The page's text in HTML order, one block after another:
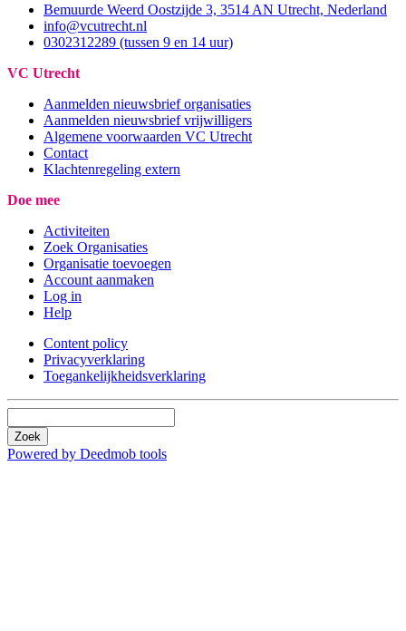
Bemuurde Weerd Oostzijde 3, 3514 AN Utrecht, Nederland
info@vcutrecht.nl
0302312289 (tussen 9 en 14 uur)
VC Utrecht
Aanmelden nieuwsbrief organisaties
Aanmelden nieuwsbrief vrijwilligers
Algemene voorwaarden VC Utrecht
Contact
Klachtenregeling extern
Doe mee
Activiteiten
Zoek Organisaties
Organisatie toevoegen
Account aanmaken
Log in
Help
Content policy
Privacyverklaring
Toegankelijkheidsverklaring
Zoek
Powered by Deedmob tools